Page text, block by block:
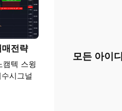
전략
텍 스윙
시그널
모든 아이